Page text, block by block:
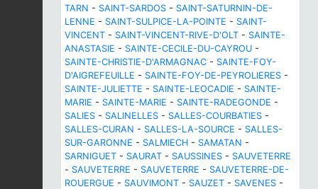
TARN - SAINT-SARDOS - SAINT-SATURNIN-DE-
LENNE - SAINT-SULPICE-LA-POINTE - SAINT-
VINCENT - SAINT-VINCENT-RIVE-D'OLT - SAINTE-
ANASTASIE - SAINTE-CECILE-DU-CAYROU -
SAINTE-CHRISTIE-D'ARMAGNAC - SAINTE-FOY-
D'AIGREFEUILLE - SAINTE-FOY-DE-PEYROLIERES -
SAINTE-JULIETTE - SAINTE-LEOCADIE - SAINTE-
MARIE - SAINTE-MARIE - SAINTE-RADEGONDE -
SALIES - SALINELLES - SALLES-COURBATIES -
SALLES-CURAN - SALLES-LA-SOURCE - SALLES-
SUR-GARONNE - SALMIECH - SAMATAN -
SARNIGUET - SAURAT - SAUSSINES - SAUVETERRE
- SAUVETERRE - SAUVETERRE - SAUVETERRE-DE-
ROUERGUE - SAUVIMONT - SAUZET - SAVENES -